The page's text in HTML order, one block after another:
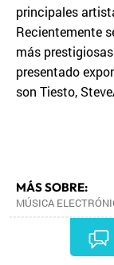
principales
Recientemente
más
presentado
son Tiesto,
MÁS SOBRE:
MÚSICA
•